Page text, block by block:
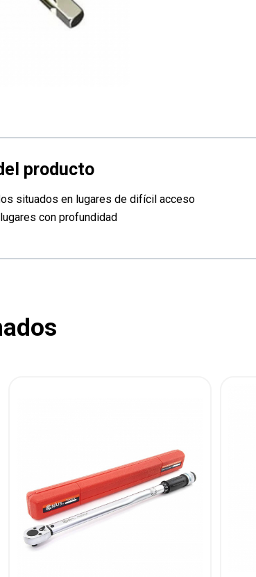
situados en lugares de difícil acceso
con profundidad